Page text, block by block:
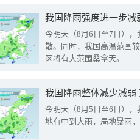
今明天（8月6日至7日）
散。同时，我国高温范围
区将有大范围桑拿天。
我国降雨整体减少减弱
今明天（8月5日至6日）
地有中到大雨，局地暴雨